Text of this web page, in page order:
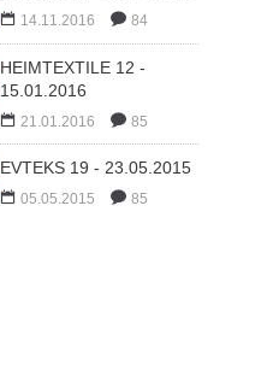
14.11.2016 84
HEIMTEXTILE 12 -
15.01.2016
21.01.2016 85
EVTEKS 19 - 23.05.2015
05.05.2015 85